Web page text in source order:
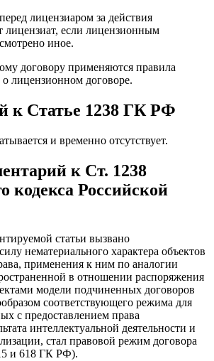
лицензиаром за действия
лицензиат, если лицензионным
иное.
договору применяются правила
о лицензионном договоре.
к Статье 1238 ГК РФ
и временно отсутствует.
к Ст. 1238
кодекса Российской
статьи вызвано
нематериального характера объектов
применения к ним по аналогии
в отношении распоряжения
модели подчиненных договоров
соответствующего режима для
с предоставлением права
интеллектуальной деятельности и
стал правовой режим договора
и 618 ГК РФ).